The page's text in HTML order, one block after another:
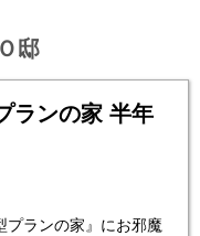
邸
ランの家 半年
プランの家』にお邪魔